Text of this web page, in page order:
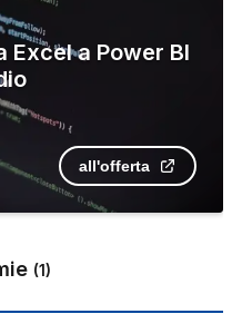
Excel a Power BI
all'offerta
(1)